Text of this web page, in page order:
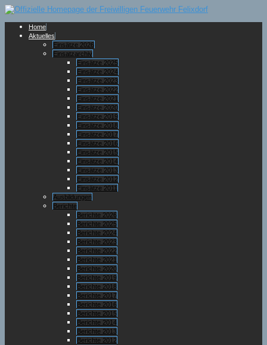
Home
Aktuelles
Einsätze 2026
Einsatzarchiv
Einsätze 2025
Einsätze 2024
Einsätze 2023
Einsätze 2022
Einsätze 2021
Einsätze 2020
Einsätze 2019
Einsätze 2018
Einsätze 2017
Einsätze 2016
Einsätze 2015
Einsätze 2014
Einsätze 2013
Einsätze 2012
Einsätze 2011
Ausbildungen
Berichte
Berichte 2026
Berichte 2025
Berichte 2024
Berichte 2023
Berichte 2022
Berichte 2021
Berichte 2020
Berichte 2019
Berichte 2018
Berichte 2017
Berichte 2016
Berichte 2015
Berichte 2014
Berichte 2013
Berichte 2012